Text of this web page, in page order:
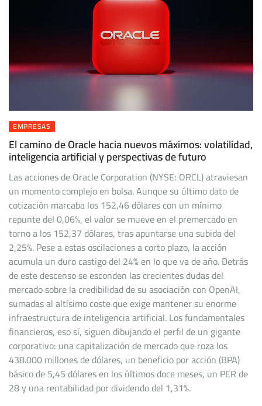
EMPRESAS
El camino de Oracle hacia nuevos máximos: volatilidad,
inteligencia artificial y perspectivas de futuro
Las acciones de Oracle Corporation (NYSE: ORCL) atraviesan
un momento complejo en bolsa. Aunque su último dato de
cotización marcaba los 152,46 dólares con un mínimo
repunte del 0,06%, el valor se mueve en el premercado en
torno a los 152,37 dólares, tras apuntarse una subida del
2,25%. Pese a estas oscilaciones a corto plazo, la acción
acumula un duro castigo del 24% en lo que va de año. Detrás
de este descenso se esconden las crecientes dudas del
mercado sobre la credibilidad de su asociación con OpenAI,
sumadas al altísimo coste que exige mantener su enorme
infraestructura de inteligencia artificial. Los fundamentales
financieros, eso sí, siguen dibujando el perfil de un gigante
corporativo: una capitalización de mercado que roza los
438.000 millones de dólares, un beneficio por acción (BPA)
básico de 5,45 dólares en los últimos doce meses, un PER de
28 y una rentabilidad por dividendo del 1,31%.